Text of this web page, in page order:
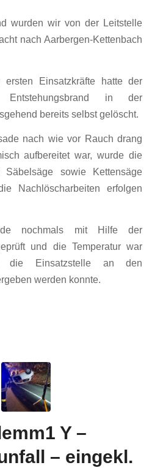
wurden wir von der Leitstelle
nach Aarbergen-Kettenbach
ersten Einsatzkräfte hatte der
Entstehungsbrand in der
bereits selbst gelöscht.
nach wie vor Rauch drang
aufbereitet war, wurde die
Säbelsäge sowie Kettensäge
Nachlöscharbeiten erfolgen
nochmals mit Hilfe der
und die Temperatur war
die Einsatzstelle an den
werden konnte.
Y –
– eingekl.